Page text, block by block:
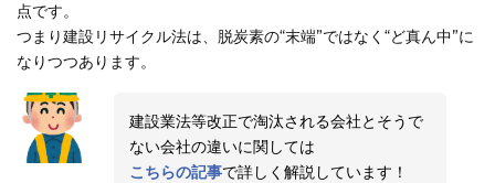
点です。
つまり建設リサイクル法は、脱炭素の“末端”ではなく“ど真ん中”に
なりつつあります。
建設業法等改正で淘汰される会社とそうで
ない会社の違いに関しては
こちらの記事で詳しく解説しています！